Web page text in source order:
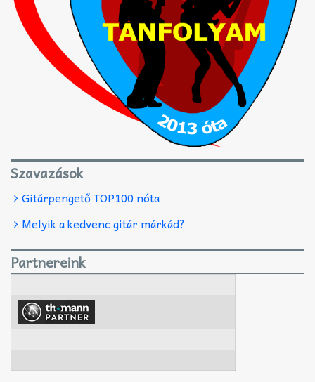
Szavazások
Gitárpengető TOP100 nóta
Melyik a kedvenc gitár márkád?
Partnereink